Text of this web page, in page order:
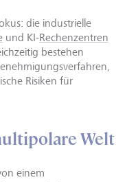
die industrielle
und KI-Rechenzentren
bestehen
Risiken für
Welt
einem